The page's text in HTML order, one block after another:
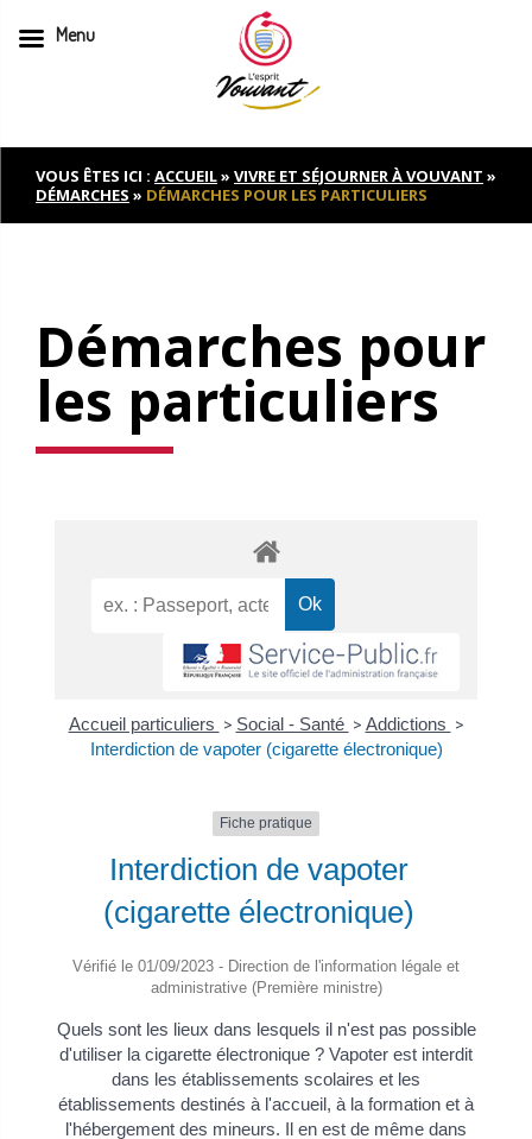
to
contentVOUS ÊTES ICI : ACCUEIL» VIVRE ET SÉJOURNER À VOUVANT »
DÉMARCHES » DÉMARCHES POUR LES PARTICULIERS
Démarches pour
les particuliers
Accueil particuliers > Social - Santé > Addictions >
Interdiction de vapoter (cigarette électronique)
Fiche pratique
Interdiction de vapoter
(cigarette électronique)
Vérifié le 01/09/2023 - Direction de l'information légale et
administrative (Première ministre)
Quels sont les lieux dans lesquels il n'est pas possible
d'utiliser la cigarette électronique ? Vapoter est interdit
dans les établissements scolaires et les
établissements destinés à l'accueil, à la formation et à
l'hébergement des mineurs. Il en est de même dans
Menu